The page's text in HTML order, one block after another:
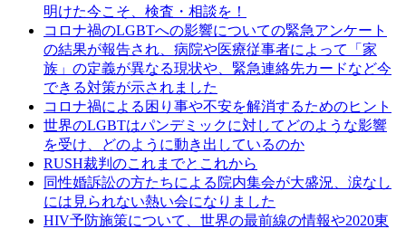
明けた今こそ、検査・相談を！
コロナ禍のLGBTへの影響についての緊急アンケート
の結果が報告され、病院や医療従事者によって「家
族」の定義が異なる現状や、緊急連絡先カードなど今
できる対策が示されました
コロナ禍による困り事や不安を解消するためのヒント
世界のLGBTはパンデミックに対してどのような影響
を受け、どのように動き出しているのか
RUSH裁判のこれまでとこれから
同性婚訴訟の方たちによる院内集会が大盛況、涙なし
には見られない熱い会になりました
HIV予防施策について、世界の最前線の情報や2020東